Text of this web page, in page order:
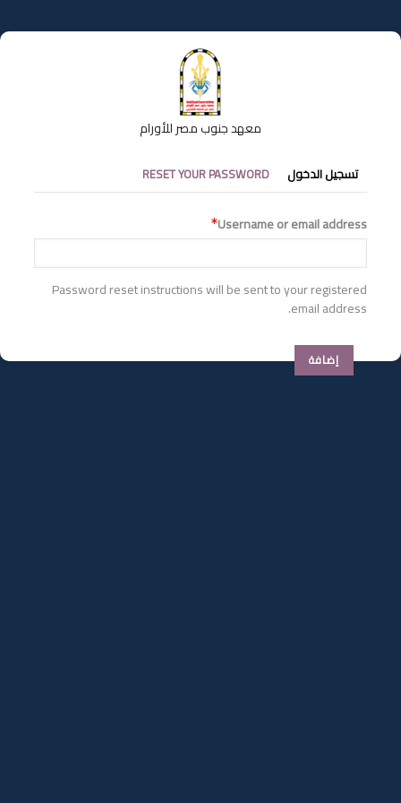
إلى
المحتوى
معهد جنوب مصر للأورام
التبويبات
الأساسية
تسجيل الدخول RESET YOUR PASSWORD
Username or email address
Password reset instructions will be sent to your registered
email address.